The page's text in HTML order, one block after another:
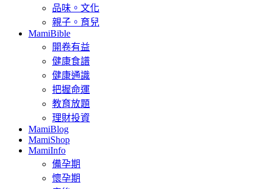
品味。文化
親子。育兒
MamiBible
開卷有益
健康食譜
健康通識
把握命運
教育放題
理財投資
MamiBlog
MamiShop
MamiInfo
備孕期
懷孕期